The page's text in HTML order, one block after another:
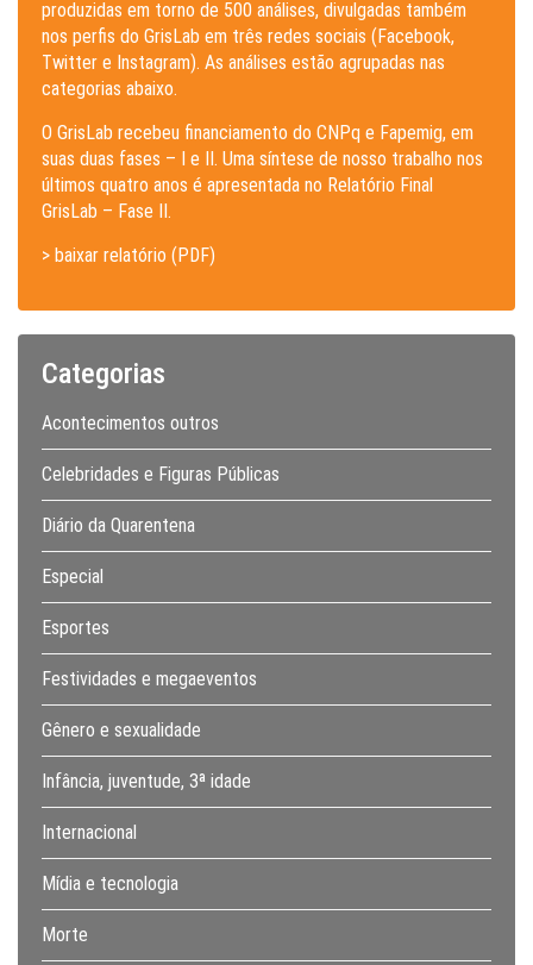
produzidas em torno de 500 análises, divulgadas também
nos perfis do GrisLab em três redes sociais (Facebook,
Twitter e Instagram). As análises estão agrupadas nas
categorias abaixo.
O GrisLab recebeu financiamento do CNPq e Fapemig, em
suas duas fases – I e II. Uma síntese de nosso trabalho nos
últimos quatro anos é apresentada no Relatório Final
GrisLab – Fase II.
> baixar relatório (PDF)
Categorias
Acontecimentos outros
Celebridades e Figuras Públicas
Diário da Quarentena
Especial
Esportes
Festividades e megaeventos
Gênero e sexualidade
Infância, juventude, 3ª idade
Internacional
Mídia e tecnologia
Morte